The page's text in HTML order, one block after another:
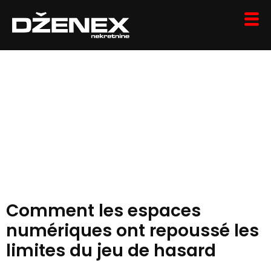
Comment les espaces
numériques ont repoussé les
limites du jeu de hasard